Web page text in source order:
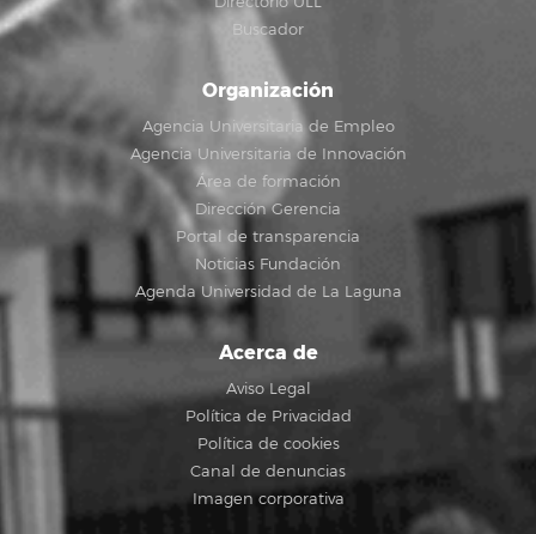
Buscador
Organización
Agencia Universitaria de Empleo
Agencia Universitaria de Innovación
Área de formación
Dirección Gerencia
Portal de transparencia
Noticias Fundación
Agenda Universidad de La Laguna
Acerca de
Aviso Legal
Política de Privacidad
Política de cookies
Canal de denuncias
Imagen corporativa